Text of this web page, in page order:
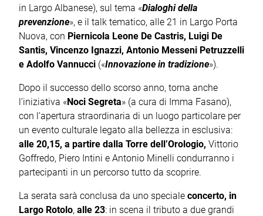
in Largo Albanese), sul tema «Dialoghi della
prevenzione», e il talk tematico, alle 21 in Largo Porta
Nuova, con Piernicola Leone De Castris, Luigi De
Santis, Vincenzo Ignazzi, Antonio Messeni Petruzzelli
e Adolfo Vannucci («Innovazione in tradizione»).
Dopo il successo dello scorso anno, torna anche
l’iniziativa «Noci Segreta» (a cura di Imma Fasano),
con l’apertura straordinaria di un luogo particolare per
un evento culturale legato alla bellezza in esclusiva:
alle 20,15, a partire dalla Torre dell’Orologio, Vittorio
Goffredo, Piero Intini e Antonio Minelli condurranno i
partecipanti in un percorso tutto da scoprire.
La serata sarà conclusa da uno speciale concerto, in
Largo Rotolo, alle 23: in scena il tributo a due grandi